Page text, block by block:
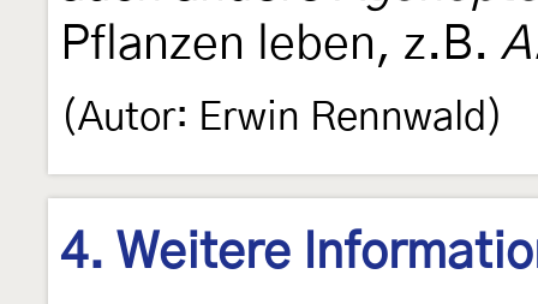
Pflanzen leben, z.B.
(Autor: Erwin Rennwald)
4. Weitere